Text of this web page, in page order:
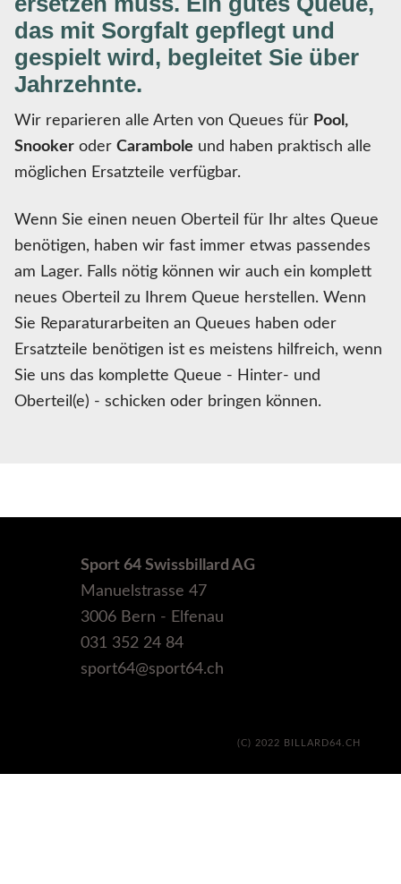
das mit Sorgfalt gepflegt und
gespielt wird, begleitet Sie über
Jahrzehnte.
Wir reparieren alle Arten von Queues für Pool,
Snooker oder Carambole und haben praktisch alle
möglichen Ersatzteile verfügbar.
Wenn Sie einen neuen Oberteil für Ihr altes Queue
benötigen, haben wir fast immer etwas passendes
am Lager. Falls nötig können wir auch ein komplett
neues Oberteil zu Ihrem Queue herstellen. Wenn
Sie Reparaturarbeiten an Queues haben oder
Ersatzteile benötigen ist es meistens hilfreich, wenn
Sie uns das komplette Queue - Hinter- und
Oberteil(e) - schicken oder bringen können.
Sport 64 Swissbillard AG
Manuelstrasse 47
3006 Bern - Elfenau
031 352 24 84
sport64@sport64.ch
(C) 2022 BILLARD64.CH